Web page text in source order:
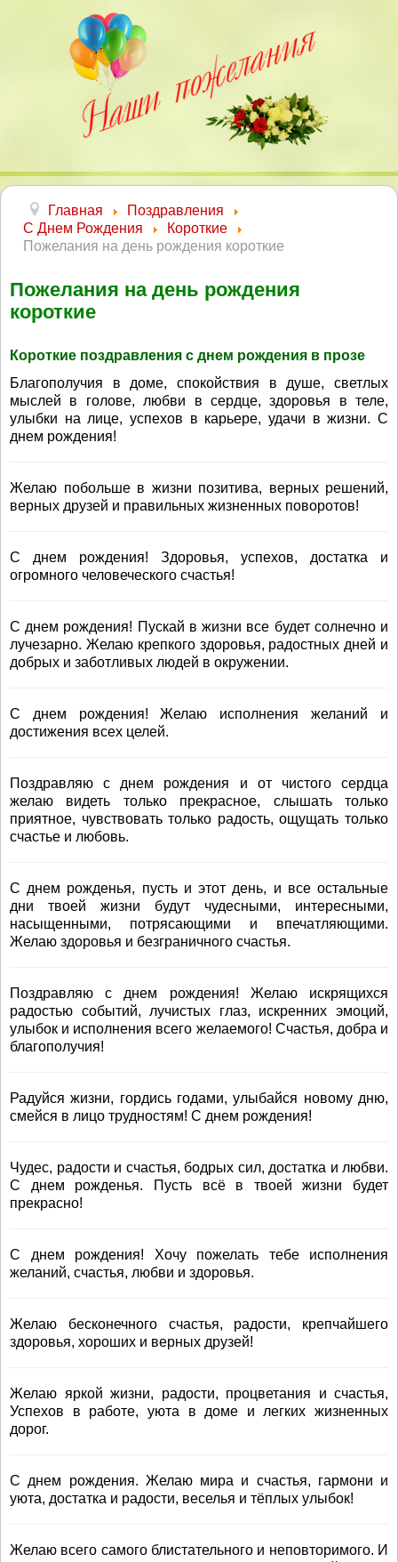
Главная
Поздравления
С Днем Рождения
Короткие
Пожелания на день рождения короткие
Пожелания на день рождения
короткие
Короткие поздравления с днем рождения в прозе
Благополучия в доме, спокойствия в душе, светлых
мыслей в голове, любви в сердце, здоровья в теле,
улыбки на лице, успехов в карьере, удачи в жизни. С
днем рождения!
Желаю побольше в жизни позитива, верных решений,
верных друзей и правильных жизненных поворотов!
С днем рождения! Здоровья, успехов, достатка и
огромного человеческого счастья!
С днем рождения! Пускай в жизни все будет солнечно и
лучезарно. Желаю крепкого здоровья, радостных дней и
добрых и заботливых людей в окружении.
С днем рождения! Желаю исполнения желаний и
достижения всех целей.
Поздравляю с днем рождения и от чистого сердца
желаю видеть только прекрасное, слышать только
приятное, чувствовать только радость, ощущать только
счастье и любовь.
С днем рожденья, пусть и этот день, и все остальные
дни твоей жизни будут чудесными, интересными,
насыщенными, потрясающими и впечатляющими.
Желаю здоровья и безграничного счастья.
Поздравляю с днем рождения! Желаю искрящихся
радостью событий, лучистых глаз, искренних эмоций,
улыбок и исполнения всего желаемого! Счастья, добра и
благополучия!
Радуйся жизни, гордись годами, улыбайся новому дню,
смейся в лицо трудностям! С днем рождения!
Чудес, радости и счастья, бодрых сил, достатка и любви.
С днем рожденья. Пусть всё в твоей жизни будет
прекрасно!
С днем рождения! Хочу пожелать тебе исполнения
желаний, счастья, любви и здоровья.
Желаю бесконечного счастья, радости, крепчайшего
здоровья, хороших и верных друзей!
Желаю яркой жизни, радости, процветания и счастья,
Успехов в работе, уюта в доме и легких жизненных
дорог.
С днем рождения. Желаю мира и счастья, гармони и
уюта, достатка и радости, веселья и тёплых улыбок!
Желаю всего самого блистательного и неповторимого. И